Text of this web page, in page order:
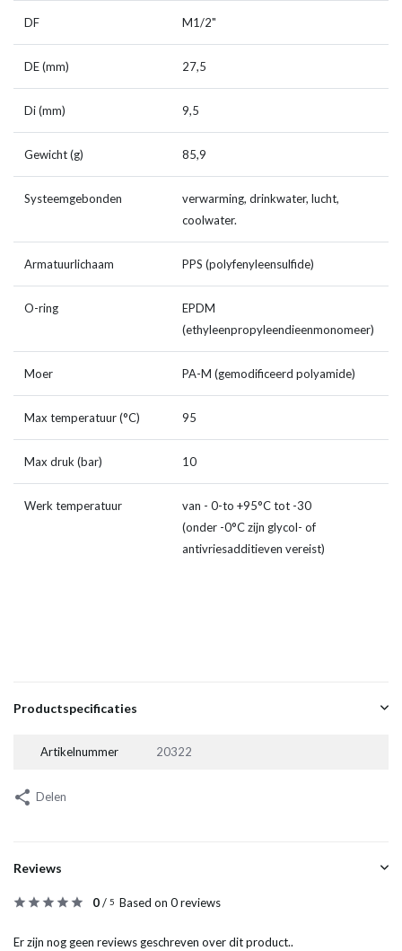
DF M1/2"
DE (mm) 27,5
Di (mm) 9,5
Gewicht (g) 85,9
Systeemgebonden
verwarming, drinkwater, lucht,
coolwater.
Armatuurlichaam PPS (polyfenyleensulfide)
O-ring
EPDM
(ethyleenpropyleendieenmonomeer)
Moer PA-M (gemodificeerd polyamide)
Max temperatuur (°C) 95
Max druk (bar) 10
Werk temperatuur
van - 0-to +95°C tot -30
(onder -0°C zijn glycol- of
antivriesadditieven vereist)
Productspecificaties
Artikelnummer 20322
Delen
Reviews
0/ 5 Based on 0 reviews
Er zijn nog geen reviews geschreven over dit product..